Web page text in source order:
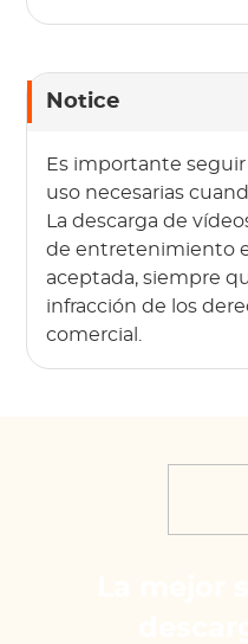
Notice
Es importante seguir
uso necesarias
La descarga de
de entretenimiento
aceptada, siempre
infracción de los
comercial.